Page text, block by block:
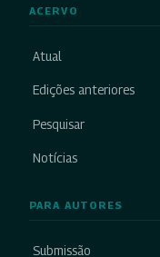
ACERVO
Atual
Edições anteriores
Pesquisar
Notícias
PARA AUTORES
Submissão